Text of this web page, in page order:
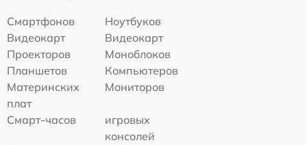
Смартфонов
Ноутбуков
Видеокарт
Видеокарт
Проекторов
Моноблоков
Планшетов
Компьютеров
Материнских
плат
Мониторов
Смарт-часов
игровых
консолей